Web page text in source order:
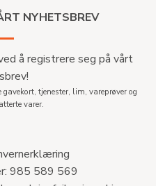
NYHETSBREV
å registrere seg på vårt
tjenester, lim, vareprøver og
varer.
985 589 569